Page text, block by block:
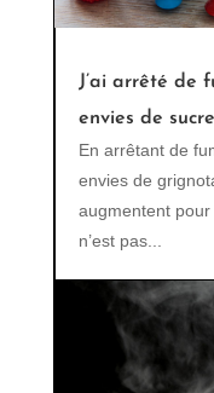
J’ai arrêté de
envies de
En arrêtant de
envies de
augmentent
n’est pas...